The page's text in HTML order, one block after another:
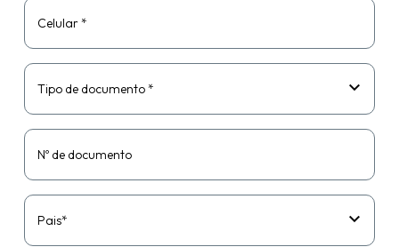
Celular *
Tipo de documento *
Nº de documento
Pais*